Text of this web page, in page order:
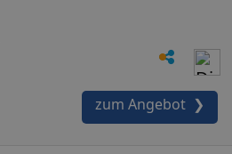
zum Angebot ❯